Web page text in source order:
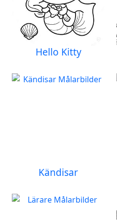
Hello Kitty
Kändisar